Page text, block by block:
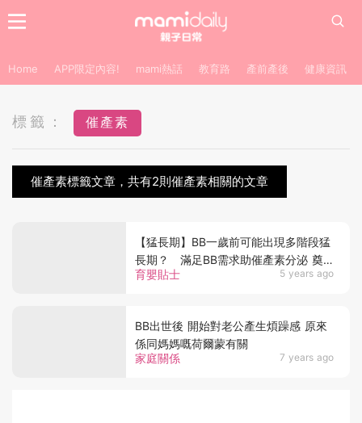
Home APP限定內容! mami熱話 教育路 產前產後 健康資訊
標籤： 催產素
催產素標籤文章，共有2則催產素相關的文章
育嬰貼士 5 years ago
【猛長期】BB一歲前可能出現多階段猛
長期？ 滿足BB需求助催產素分泌 奠
定心智發展基礎
家庭關係 7 years ago
BB出世後 開始對老公產生煩躁感 原來
係同媽媽嘅荷爾蒙有關